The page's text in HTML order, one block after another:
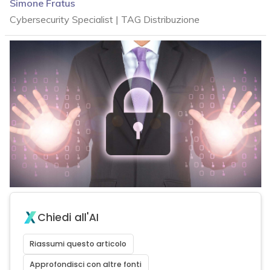
Simone Fratus
Cybersecurity Specialist | TAG Distribuzione
Chiedi all'AI
Riassumi questo articolo
Approfondisci con altre fonti